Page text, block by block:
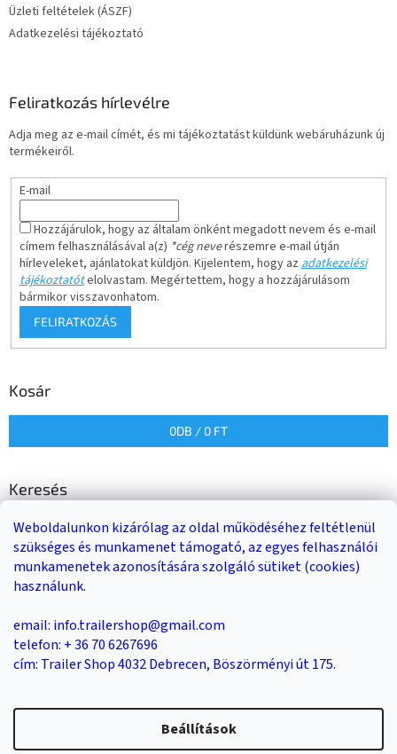
Weboldalunkon kizárólag az oldal működéséhez feltétlenül
szükséges és munkamenet támogató, az egyes felhasználói
munkamenetek azonosítására szolgáló sütiket (cookies)
használunk.
email: info.trailershop@gmail.com
telefon: + 36 70 6267696
cím: Trailer Shop 4032 Debrecen, Böszörményi út 175.
Beállítások
Üzleti feltételek (ÁSZF)
Adatkezelési tájékoztató
Feliratkozás hírlevélre
Adja meg az e-mail címét, és mi tájékoztatást küldünk webáruházunk új
termékeiről.
E-mail
Hozzájárulok, hogy az általam önként megadott nevem és e-mail
címem felhasználásával a(z) *cég neverészemre e-mail útján
hírleveleket, ajánlatokat küldjön. Kijelentem, hogy azadatkezelési
tájékoztatótelolvastam. Megértettem, hogy a hozzájárulásom
bármikor visszavonhatom.
FELIRATKOZÁS
Kosár
0DB / 0 FT
Keresés
KERESÉS